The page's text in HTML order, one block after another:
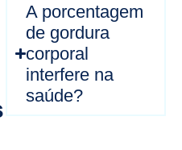
A porcentagem
de gordura
corporal
interfere na
saúde?